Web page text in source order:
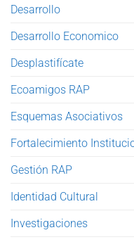
Desarrollo
Desarrollo Economico
Desplastifícate
Ecoamigos RAP
Esquemas Asociativos
Fortalecimiento
Gestión RAP
Identidad Cultural
Investigaciones